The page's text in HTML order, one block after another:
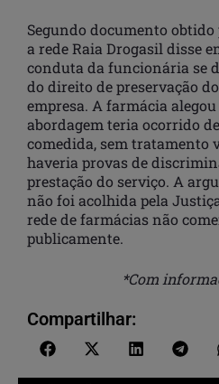
Segundo documento
a rede Raia Drogasil disse
conduta da funcionária se
do direito de preservação
empresa. A farmácia
abordagem teria ocorrido
comedida, sem tratamento
haveria provas de
prestação do serviço. A
não foi acolhida pela
rede de farmácias não
publicamente.
*Com
Compartilhar: